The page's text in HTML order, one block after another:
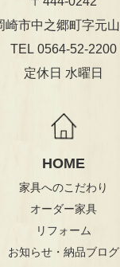
崎市中之郷町字元
TEL 0564-52-2200
定休日 水曜日
HOME
家具へのこだわり
オーダー家具
リフォーム
お知らせ・納品ブログ